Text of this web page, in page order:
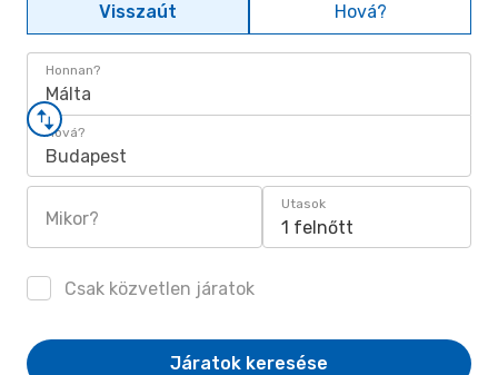
Visszaút Hová?
Honnan?
Málta
Hová?
Budapest
Mikor?
Utasok
1 felnőtt
Csak közvetlen járatok
Járatok keresése